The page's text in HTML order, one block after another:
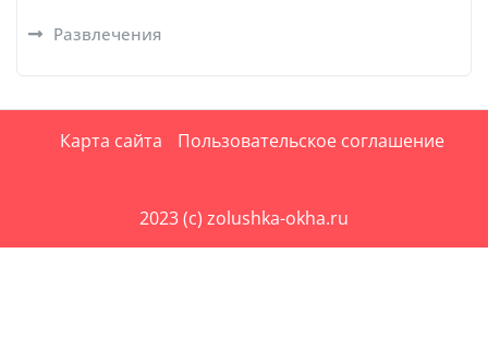
Развлечения
Карта сайта Пользовательское соглашение
2023 (c) zolushka-okha.ru